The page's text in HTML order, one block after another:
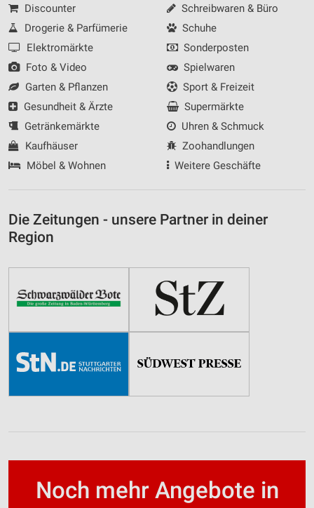
Discounter
Drogerie & Parfümerie
Elektromärkte
Foto & Video
Garten & Pflanzen
Gesundheit & Ärzte
Getränkemärkte
Kaufhäuser
Möbel & Wohnen
Schreibwaren & Büro
Schuhe
Sonderposten
Spielwaren
Sport & Freizeit
Supermärkte
Uhren & Schmuck
Zoohandlungen
Weitere Geschäfte
Die Zeitungen - unsere Partner in deiner
Region
Noch mehr Angebote in